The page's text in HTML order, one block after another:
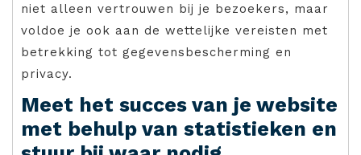
niet alleen vertrouwen bij je bezoekers, maar
voldoe je ook aan de wettelijke vereisten met
betrekking tot gegevensbescherming en
privacy.
Meet het succes van je website
met behulp van statistieken en